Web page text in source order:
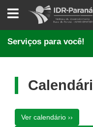
INSTITUTO
DE
DESENVOLVIMENTO
PARANÁ
Serviços para você!
Ver calendário ››